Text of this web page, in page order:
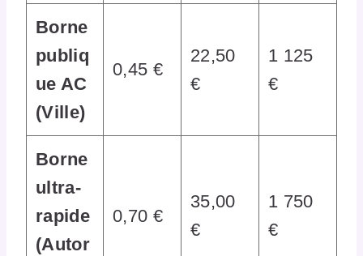
Borne
publiq
ue AC
(Ville)
0,45 €
22,50
€
1 125
€
Borne
ultra-
rapide
(Autor
0,70 €
35,00
€
1 750
€